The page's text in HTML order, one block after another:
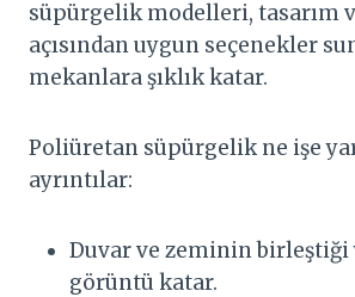
süpürgelik modelleri, tasarım
açısından uygun seçenekler
mekanlara şıklık katar.
Poliüretan süpürgelik ne işe
ayrıntılar:
Duvar ve zeminin
görüntü katar.